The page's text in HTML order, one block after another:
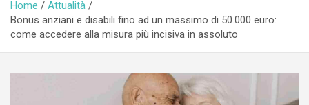
Home
Attualità
Bonus anziani e disabili fino ad un massimo di 50.000 euro:
come accedere alla misura più incisiva in assoluto